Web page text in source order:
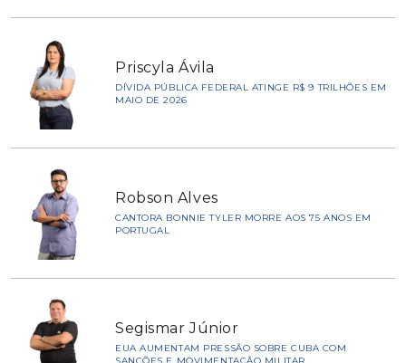
Priscyla Ávila
DÍVIDA PÚBLICA FEDERAL ATINGE R$ 9 TRILHÕES EM
MAIO DE 2026
Robson Alves
CANTORA BONNIE TYLER MORRE AOS 75 ANOS EM
PORTUGAL
Segismar Júnior
EUA AUMENTAM PRESSÃO SOBRE CUBA COM